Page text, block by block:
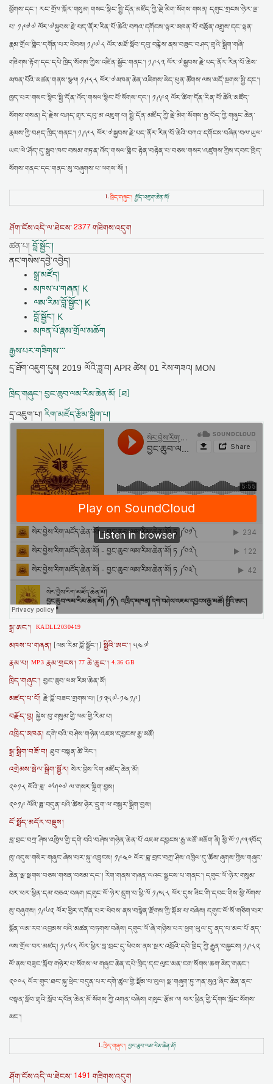
ཕྱོགས་དང་། རང་གྲོལ་སྐོར་གསུམ། གསང་སྙིང་སྤྱི་དོན་མཛོད་ཀྱི་ལྡེ་མིག་སོགས་གསན། དགུང་གྲངས་ཉེར་ལྔ་
པ་ ༡༩༧༧ ལོར་༧སྐྱབས་རྗེ་པད་ནོར་རིན་པོ་ཆེའི་བཀའ་དགོངས་ལྟར་མཁན་པོ་བརྩོན་འགྲུས་དང་ལྷན་
རྣམ་གྲོལ་གླིང་དགོན་པར་ཕེབས། ༡༩༧༨ ལོར་མཐོ་སློབ་དབུ་བརྙེས་ནས་བཟུང་བཤད་གྲྭའི་སྒྲིག་གཞི་
གཟིགས་རྟོག་དང་དཔེ་ཁྲིད་སོགས་ཀྱིས་འཛིན་སྐྱོང་གནང་། ༡༩༨༣ ལོར་༧སྐྱབས་རྗེ་པད་ནོར་རིན་པོ་ཆེས་
མཁན་པོའི་མཚན་གནས་སྩལ། ༡༩༨༨ ལོར་༧མཁན་ཆེན་འཇིགས་མེད་ཕུན་ཚོགས་ལས་མདོ་སྔགས་སྤྱི་དང་།
ཁྱད་པར་གསང་སྙིང་སྤྱི་དོན་འོད་གསལ་སྙིང་པོ་སོགས་དང་། ༡༩༩༢ ལོར་ཚིག་དོན་རིན་པོ་ཆེའི་མཛོད་
སོགས་གསན། དེ་རྗེས་བཤད་གྲྭར་དབུ་མ་འཇུག་པ། སྤྱི་དོན་མཛོད་ཀྱི་ལྡེ་མིག་སོགས་རྒྱ་བོད་ཀྱི་གཞུང་ཆེན་
རྣམས་ཀྱི་བཤད་ཁྲིད་གནང་། ༡༩༩༨ ལོར་༧སྐྱབས་རྗེ་པད་ནོར་རིན་པོ་ཆེའི་བཀའ་དགོངས་བཞིན་བལ་ཡུལ་
ཡང་ལེ་ཤོད་དུ་སྒྲུབ་ཁང་བསམ་གཏན་འོད་གསལ་གླིང་རྟེན་བརྟེན་པ་བཅས་གསར་འཛུགས་ཀྱིས་དབང་ཁྲིད་
སོགས་གནང་དང་གནང་སུ་བཞུགས་པ་ལགས་སོ། །
1.ཁྲིད་གཞུང་། སྤྱོད་འཇུག་ཆེན་མོ།
ཤོག་ངོས་འདི་ལ་ཐེངས་2377གཟིགས་འདུག
ཚན་པ། བློ་སྦྱོང་།
ནང་གསེས་དབྱེ་འབྱེད།
སྒྲ་མཛོད།
མཁས་པ་གཞན། K
ལམ་རིམ་བློ་སྦྱོང་། K
བློ་སྦྱོང་། K
མཁན་པོ་རྣམ་གྲོལ་མཆོག
རྒྱས་པར་གཟིགས་་་་
དྲ་ཐོག་འཇུག་དུས། 2019 ལོའི་ཟླ་བ། APR ཚེས། 01 རེས་གཟའ། MON
ཁྲིད་གཞུང་། བྱང་ཆུབ་ལམ་རིམ་ཆེན་མོ། [ཐ]
དྲ་འཇུག་པ། རིག་མཛོད་རྩོམ་སྒྲིག་པ།
སྒྲ་ཨང་། KADLL2030419
མཁས་པ་གཞན། [ལམ་རིམ་བློ་སྦྱོང་།] སྤྱིའི་ཨང་། ༥༤༧
རྣམ་པ། MP3 རྣམ་གྲངས། 77 ཆེ་ཆུང་། 4.36 GB
ཁྲིད་གཞུང་། བྱང་ཆུབ་ལམ་རིམ་ཆེན་མོ།
མཛད་པ་པོ། རྗེ་བློ་བཟང་གྲགས་པ། [༡༣༥༧-༡༤༡༩]
བརྗོད་བྱ།སྐྱེས་བུ་གསུམ་གྱི་ལམ་གྱི་རིམ་པ།
འཁྲིད་མཁན། དགེ་བའི་བཤེས་གཉེན་འཇམ་དབྱངས་རྒྱ་མཚོ།
སྒྲ་སྒྲིག་བཟོ་བ། ཐུབ་བསྟན་ཚེ་རིང་།
འགྲེམས་སྤེལ་སྒྲིག་སྦྱོར། སེར་བྱེས་རིག་མཛོད་ཆེན་མོ།
༢༠༡༨ ལོའི་ཟླ་ ༠༦།༠༧ ལ་གསར་སྒྲིག་བྱས།
༢༠༡༩ ལོའི་ཟླ་བདུན་པའི་ཚེས་ཉེར་དྲུག་ལ་བསྐྱར་སྒྲིག་བྱས།
ངོ་སྤྲོད་མདོར་བསྡུས།
བླ་བྲང་བཀྲ་ཤིས་འཁྱིལ་གྱི་དགེ་བའི་བཤེས་གཉེན་ཆེན་པོ་འཇམ་དབྱངས་རྒྱ་མཚོ་མཆོག་ནི། ཕྱི་ལོ་༡༩༣༣བོད་
ཁུ་འདུས་གསེར་གཞུང་ཞེས་པར་སྐུ་འཁྲུངས། ༡༩༤༠ ལོར་བླ་བྲང་བཀྲ་ཤིས་འཁྱིལ་དུ་ཆོས་ཞུགས་ཀྱིས་གཞུང་
ཆེན་ལྔ་སྔགས་བཅས་གསན་བསམ་དང་། རིག་གནས་གཞན་ལའང་སྦྱངས་པ་གནང་། དགུང་ལོ་ཉེར་གསུམ་
པར་ཕར་ཕྱིན་དམ་བཅའ་བཞག །དགུང་ལོ་ཉེར་དྲུག་པ་ཕྱི་ལོ ༡༩༥༨ ལོར་དུས་ཟིང་གི་དབང་གིས་ཕྱི་ལོགས་
སུ་བཞུགས། ༡༩༦༢ ལོར་ཕྱིར་དགོན་པར་ཕེབས་ནས་བསྙེན་རྫོགས་ཀྱི་སྡོམ་པ་བཞེས། དགུང་ལོ་སོ་གཅིག་པར་
སྨོན་ལམ་རབ་འབྱམས་པའི་མཚན་བཏགས་བཞེས། དགུང་ལོ་ཞེ་གཉིས་པར་ཕྱག་ཡུལ་དུ་ནད་པ་མང་པོ་ནད་
ལས་གྲོལ་བར་མཛད། ༡༩༦༨ ལོར་ཕྱིར་བླ་བྲང་དུ་ཕེབས་ནས་སྔར་འཕྲོའི་དཔེ་ཁྲིད་ཀྱི་རྒྱུན་བསྐྱངས། ༡༩༨༢
ལོ་ནས་བཟུང་སློབ་གཉེར་པ་སོགས་ལ་གཞུང་ཆེན་དཔེ་ཁྲིད་དང་ལུང་མན་ངག་སོགས་ཆག་མེད་གནང་།
༢༠༠༨ ལོར་གུང་ཐང་སྐུ་ཕྲེང་བདུན་པར་དགེ་ཚུལ་གྱི་སྡོམ་པ་ཕུལ། སྔ་གཞུག་ཏུ་ཀན་སུའུ་ཞིང་ཆེན་ནང་
བསྟན་སློབ་གྲྭའི་སློབ་དཔོན་ཆེན་མོ་སོགས་ཀྱི་འགན་བཞེས། གསུང་རྩོམ་ལ། ཕར་ཕྱིན་གྱི་དོགས་སློང་སོགས་
མང་།
1.ཁྲིད་གཞུང་། བྱང་ཆུབ་ལམ་རིམ་ཆེན་མོ།
ཤོག་ངོས་འདི་ལ་ཐེངས་ 1491 གཟིགས་འདུག